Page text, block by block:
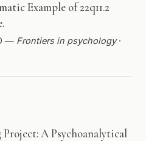
Example of 22q11.2
— Frontiers in psychology·
A Psychoanalytical